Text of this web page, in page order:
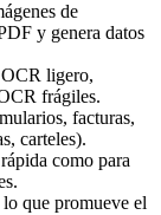
de
y genera datos
ligero,
frágiles.
facturas,
carteles).
como para
que promueve el